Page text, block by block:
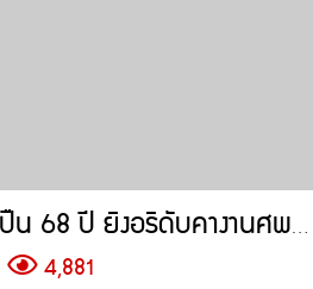
สทิงพระ | รวบแล้วมือปืน 68 ปี ยิงอริดับคางานศพในวัด
4,881